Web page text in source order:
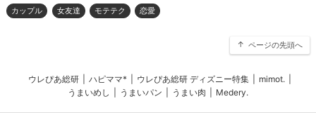
カップル 女友達 モテテク 恋愛
ページの先頭へ
ウレぴあ総研 ハピママ* ウレぴあ総研 ディズニー特集 mimot.
うまいめし
うまいパン うまい肉 Medery.